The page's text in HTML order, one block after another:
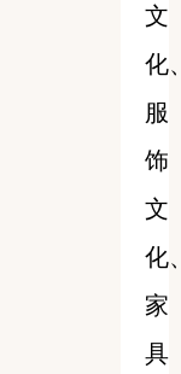
文
化、
服
饰
文
化、
家
具